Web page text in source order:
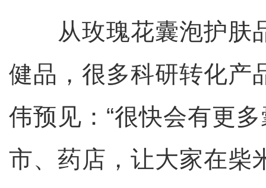
从玫瑰花囊泡护肤
健品，很多科研转化产
伟预见：“很快会有更
市、药店，让大家在柴